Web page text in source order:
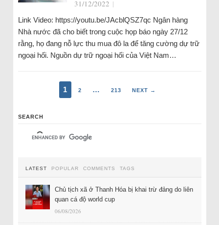
31/12/2022 |
Link Video: https://youtu.be/JAcblQSZ7qc Ngân hàng
Nhà nước đã cho biết trong cuộc họp báo ngày 27/12
rằng, họ đang nỗ lực thu mua đô la để tăng cường dự trữ
ngoại hối. Nguồn dự trữ ngoại hối của Việt Nam…
1 2 … 213 NEXT →
SEARCH
LATEST POPULAR COMMENTS TAGS
Chủ tịch xã ở Thanh Hóa bị khai trừ đảng do liên
quan cá độ world cup
06/08/2026